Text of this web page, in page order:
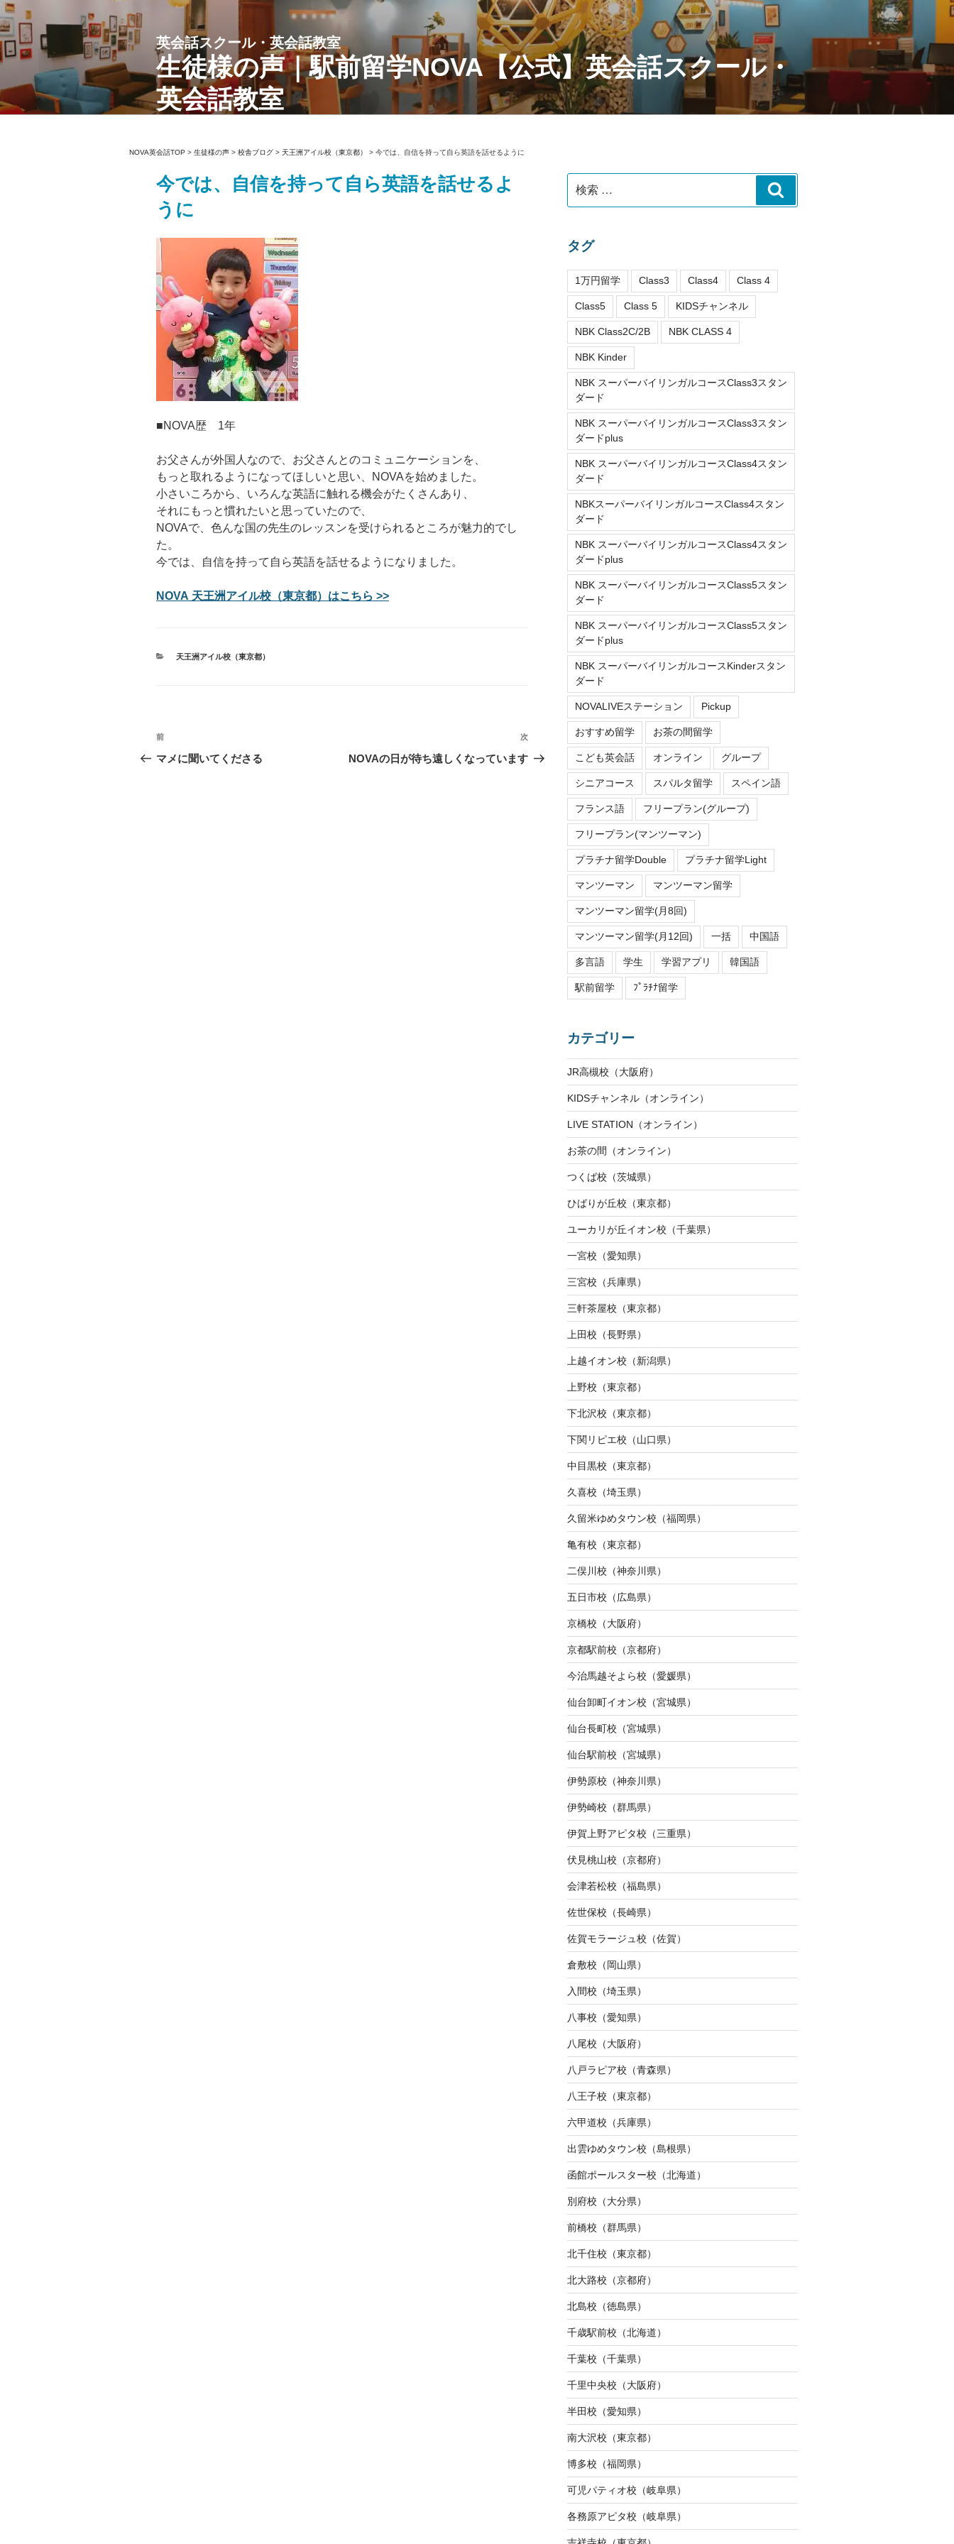
コ
ン
テ
ン
へ
ス
英会話スクール・英会話教室
生徒様の声｜駅前留学NOVA【公式】英会話スクール・
英会話教室
NOVA英会話TOP > 生徒様の声 > 校舎ブログ > 天王洲アイル校（東京都） > 今では、自信を持って自ら英語を話せるように
今では、自信を持って自ら英語を話せるよ
うに
■NOVA歴 1年
お父さんが外国人なので、お父さんとのコミュニケーションを、
もっと取れるようになってほしいと思い、NOVAを始めました。
小さいころから、いろんな英語に触れる機会がたくさんあり、
それにもっと慣れたいと思っていたので、
NOVAで、色んな国の先生のレッスンを受けられるところが魅力的でし
た。
今では、自信を持って自ら英語を話せるようになりました。
NOVA 天王洲アイル校（東京都）はこちら >>
カ
天王洲アイル校（東京都）
投
稿
過
去
前
マメに聞いてくださる
次
の
次
NOVAの日が待ち遠しくなっています
索:
索
タグ
1万円留学 Class3 Class4 Class 4
Class5 Class 5 KIDSチャンネル
NBK Class2C/2B NBK CLASS 4
NBK Kinder
NBK スーパーバイリンガルコースClass3スタン
ダード
NBK スーパーバイリンガルコースClass3スタン
ダードplus
NBK スーパーバイリンガルコースClass4スタン
ダード
NBKスーパーバイリンガルコースClass4スタン
ダード
NBK スーパーバイリンガルコースClass4スタン
ダードplus
NBK スーパーバイリンガルコースClass5スタン
ダード
NBK スーパーバイリンガルコースClass5スタン
ダードplus
NBK スーパーバイリンガルコースKinderスタン
ダード
NOVALIVEステーション Pickup
おすすめ留学 お茶の間留学
こども英会話 オンライン グループ
シニアコース スパルタ留学 スペイン語
フランス語 フリープラン(グループ)
フリープラン(マンツーマン)
プラチナ留学Double プラチナ留学Light
マンツーマン マンツーマン留学
マンツーマン留学(月8回)
マンツーマン留学(月12回) 一括 中国語
多言語 学生 学習アプリ 韓国語
駅前留学 ﾌﾟﾗﾁﾅ留学
カテゴリー
JR高槻校（大阪府）
KIDSチャンネル（オンライン）
LIVE STATION（オンライン）
お茶の間（オンライン）
つくば校（茨城県）
ひばりが丘校（東京都）
ユーカリが丘イオン校（千葉県）
一宮校（愛知県）
三宮校（兵庫県）
三軒茶屋校（東京都）
上田校（長野県）
上越イオン校（新潟県）
上野校（東京都）
下北沢校（東京都）
下関リピエ校（山口県）
中目黒校（東京都）
久喜校（埼玉県）
久留米ゆめタウン校（福岡県）
亀有校（東京都）
二俣川校（神奈川県）
五日市校（広島県）
京橋校（大阪府）
京都駅前校（京都府）
今治馬越そよら校（愛媛県）
仙台卸町イオン校（宮城県）
仙台長町校（宮城県）
仙台駅前校（宮城県）
伊勢原校（神奈川県）
伊勢崎校（群馬県）
伊賀上野アピタ校（三重県）
伏見桃山校（京都府）
会津若松校（福島県）
佐世保校（長崎県）
佐賀モラージュ校（佐賀）
倉敷校（岡山県）
入間校（埼玉県）
八事校（愛知県）
八尾校（大阪府）
八戸ラピア校（青森県）
八王子校（東京都）
六甲道校（兵庫県）
出雲ゆめタウン校（島根県）
函館ポールスター校（北海道）
別府校（大分県）
前橋校（群馬県）
北千住校（東京都）
北大路校（京都府）
北島校（徳島県）
千歳駅前校（北海道）
千葉校（千葉県）
千里中央校（大阪府）
半田校（愛知県）
南大沢校（東京都）
博多校（福岡県）
可児パティオ校（岐阜県）
各務原アピタ校（岐阜県）